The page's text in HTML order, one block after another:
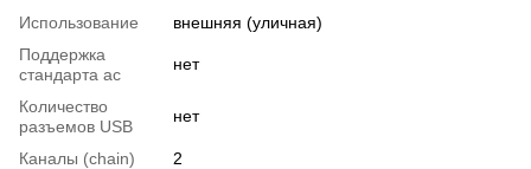
Использование
внешняя (уличная)
Поддержка
стандарта ac
нет
Количество
разъемов USB
нет
Каналы (chain)
2